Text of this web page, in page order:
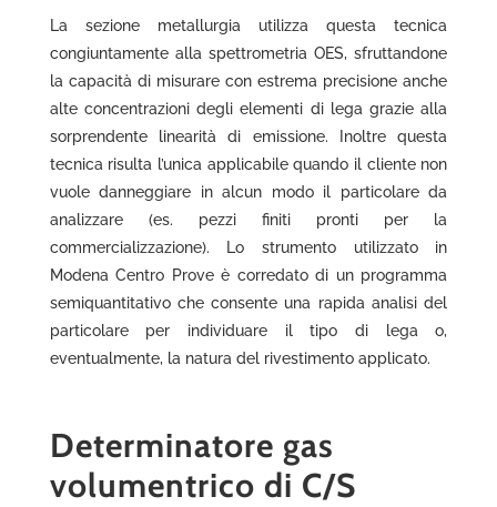
La sezione metallurgia utilizza questa tecnica
congiuntamente alla spettrometria OES, sfruttandone
la capacità di misurare con estrema precisione anche
alte concentrazioni degli elementi di lega grazie alla
sorprendente linearità di emissione. Inoltre questa
tecnica risulta l’unica applicabile quando il cliente non
vuole danneggiare in alcun modo il particolare da
analizzare (es. pezzi finiti pronti per la
commercializzazione). Lo strumento utilizzato in
Modena Centro Prove è corredato di un programma
semiquantitativo che consente una rapida analisi del
particolare per individuare il tipo di lega o,
eventualmente, la natura del rivestimento applicato.
Determinatore gas
volumentrico di C/S